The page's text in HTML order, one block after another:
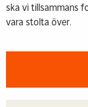
ska vi tillsammans
vara stolta över.